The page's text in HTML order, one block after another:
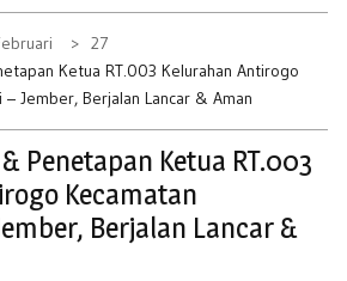
27
Ketua RT.003 Kelurahan Antirogo
Jember, Berjalan Lancar & Aman
Penetapan Ketua RT.003
Kecamatan
Berjalan Lancar &